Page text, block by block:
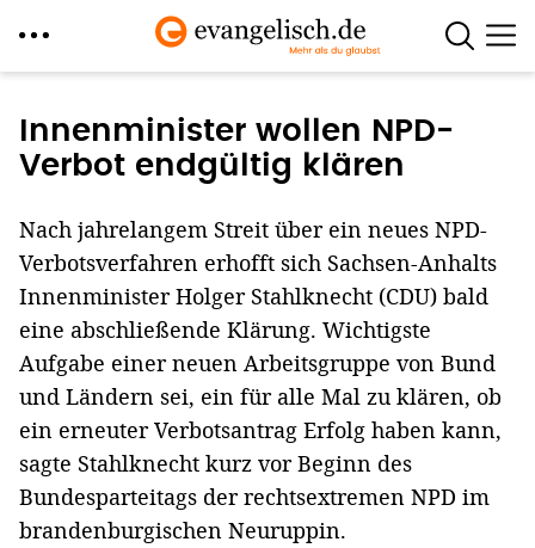
zum
Inhalt
Innenminister wollen NPD-
Verbot endgültig klären
Nach jahrelangem Streit über ein neues NPD-
Verbotsverfahren erhofft sich Sachsen-Anhalts
Innenminister Holger Stahlknecht (CDU) bald
eine abschließende Klärung. Wichtigste
Aufgabe einer neuen Arbeitsgruppe von Bund
und Ländern sei, ein für alle Mal zu klären, ob
ein erneuter Verbotsantrag Erfolg haben kann,
sagte Stahlknecht kurz vor Beginn des
Bundesparteitags der rechtsextremen NPD im
brandenburgischen Neuruppin.